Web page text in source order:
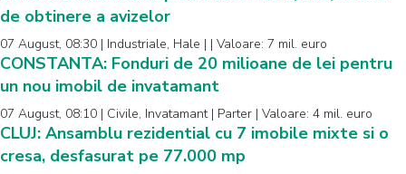
de obtinere a avizelor
07 August, 08:30 | Industriale, Hale | | Valoare: 7 mil. euro
CONSTANTA: Fonduri de 20 milioane de lei pentru
un nou imobil de invatamant
07 August, 08:10 | Civile, Invatamant | Parter | Valoare: 4 mil. euro
CLUJ: Ansamblu rezidential cu 7 imobile mixte si o
cresa, desfasurat pe 77.000 mp